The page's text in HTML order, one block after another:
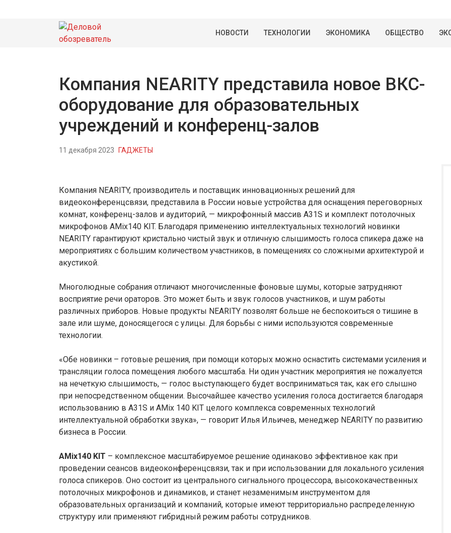
НОВОСТИ ТЕХНОЛОГИИ ЭКОНОМИКА ОБЩЕСТВО
Компания NEARITY представила новое ВКС-
оборудование для образовательных
учреждений и конференц-залов
11 декабря 2023 ГАДЖЕТЫ
Компания NEARITY, производитель и поставщик инновационных решений для
видеоконференцсвязи, представила в России новые устройства для оснащения переговорных
комнат, конференц-залов и аудиторий, — микрофонный массив A31S и комплект потолочных
микрофонов AMix140 KIT. Благодаря применению интеллектуальных технологий новинки
NEARITY гарантируют кристально чистый звук и отличную слышимость голоса спикера даже на
мероприятиях с большим количеством участников, в помещениях со сложными архитектурой и
акустикой.
Многолюдные собрания отличают многочисленные фоновые шумы, которые затрудняют
восприятие речи ораторов. Это может быть и звук голосов участников, и шум работы
различных приборов. Новые продукты NEARITY позволят больше не беспокоиться о тишине в
зале или шуме, доносящегося с улицы. Для борьбы с ними используются современные
технологии.
«Обе новинки – готовые решения, при помощи которых можно оснастить системами усиления и
трансляции голоса помещения любого масштаба. Ни один участник мероприятия не пожалуется
на нечеткую слышимость, — голос выступающего будет восприниматься так, как его слышно
при непосредственном общении. Высочайшее качество усиления голоса достигается благодаря
использованию в A31S и AMix 140 KIT целого комплекса современных технологий
интеллектуальной обработки звука», — говорит Илья Ильичев, менеджер NEARITY по развитию
бизнеса в России.
AMix140 KIT – комплексное масштабируемое решение одинаково эффективное как при
проведении сеансов видеоконференцсвязи, так и при использовании для локального усиления
голоса спикеров. Оно состоит из центрального сигнального процессора, высококачественных
потолочных микрофонов и динамиков, и станет незаменимым инструментом для
образовательных организаций и компаний, которые имеют территориально распределенную
структуру или применяют гибридный режим работы сотрудников.